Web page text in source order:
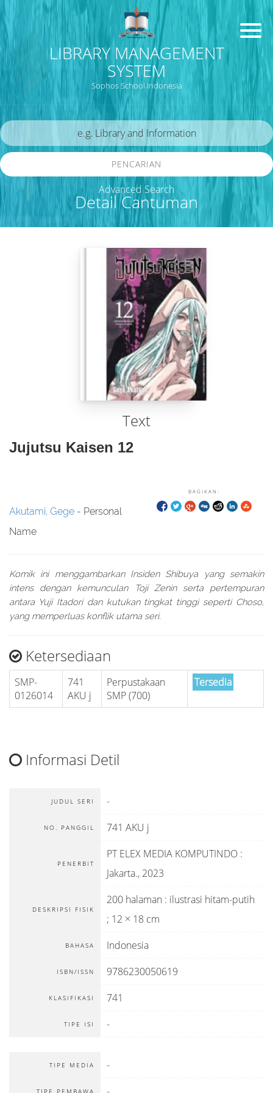
LIBRARY MANAGEMENT
SYSTEM
Sophos School Indonesia
Detail Cantuman
PENCARIAN
Advanced Search
Text
Jujutsu Kaisen 12
BAGIKAN:
Akutami, Gege - Personal
Name
Komik ini menggambarkan Insiden Shibuya yang semakin
intens dengan kemunculan Toji Zenin serta pertempuran
antara Yuji Itadori dan kutukan tingkat tinggi seperti Choso,
yang memperluas konflik utama seri.
Ketersediaan
SMP-
0126014
741
AKU j
Perpustakaan
SMP (700)
Tersedia
Informasi Detil
JUDUL SERI -
NO. PANGGIL 741 AKU j
PENERBIT
PT ELEX MEDIA KOMPUTINDO :
Jakarta., 2023
DESKRIPSI FISIK
200 halaman : ilustrasi hitam-putih
; 12 × 18 cm
BAHASA Indonesia
ISBN/ISSN 9786230050619
KLASIFIKASI 741
TIPE ISI -
TIPE MEDIA -
TIPE PEMBAWA